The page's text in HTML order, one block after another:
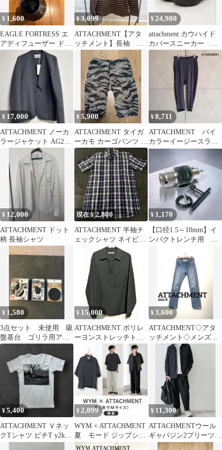
¥ 1,600
EAGLE FORTRESS エ
アディフューザー ドラ
イヤーアタッチメント
¥3,099
ATTACHMENT【アタ
ッチメント】長袖 カ
ットソー ボーダー
【size Ｍ】
¥24,980
attachment カウハイド
カバースニーカー サ
イズ27.5cm
¥ 17,000
ATTACHMENT ノーカ
ラージャケット AG22-
¥5,900
ATTACHMENT タイガ
ーカモ カーゴパンツ シ
ョートパンツ 2
¥8,711
ATTACHMENT バイ
カラーイージースラッ
クス 日本製 x3940
¥ 12,000
ATTACHMENT ドット
柄 長袖シャツ
現在 ¥2,800
ATTACHMENT 半袖チ
ェックシャツ ネイビー
サイズ1
¥ 1,170
【口径1.5～10mm】イ
ンパクトレンチ用 ド
¥ 1,580
3点セット 未使用 吸
盤基台 ゴリラ用アタ
ッチメント 吸盤サポ
ートベース
¥ 15,000
ATTACHMENT ポリレ
ーヨンストレッチトロ
ピカル スキッパーシャ
ツ2 美品
¥3,600
ATTACHMENT◇アタ
ッチメント◇メンズス
トレートデニムパンツ
¥5,400
ATTACHMENT Ｖネッ
クTシャツ ピチT y2k
¥ 2,099
WYM × ATTACHMENT
夏 モード ジップシャ
ツ S 実寸Mサイズ
¥ 11,300
ATTACHMENTウール
ギャバジン2プリーツテ
ーパードフィットトラ